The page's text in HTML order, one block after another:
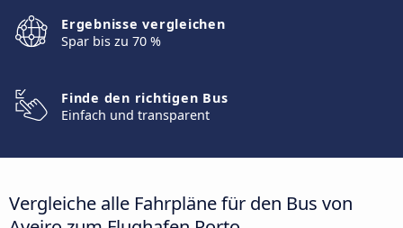
Ergebnisse vergleichen
Spar bis zu 70 %
Finde den richtigen Bus
Einfach und transparent
Vergleiche alle Fahrpläne für den Bus von